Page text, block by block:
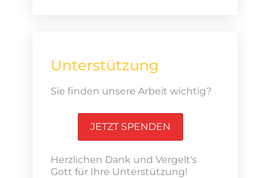
Unterstützung
Sie finden unsere Arbeit wichtig?
JETZT SPENDEN
Herzlichen Dank und Vergelt's
Gott für Ihre Unterstützung!